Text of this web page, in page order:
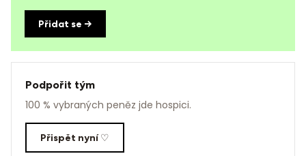
Přidat se →
Podpořit tým
100 % vybraných peněz jde hospici.
Přispět nyní ♡